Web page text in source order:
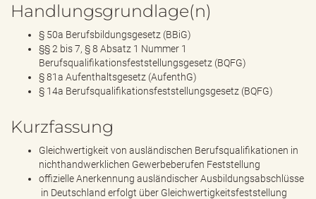
Handlungsgrundlage(n)
§ 50a Berufsbildungsgesetz (BBiG)
§§ 2 bis 7, § 8 Absatz 1 Nummer 1
Berufsqualifikationsfeststellungsgesetz (BQFG)
§ 81a Aufenthaltsgesetz (AufenthG)
§ 14a Berufsqualifikationsfeststellungsgesetz (BQFG)
Kurzfassung
Gleichwertigkeit von ausländischen Berufsqualifikationen in
nichthandwerklichen Gewerbeberufen Feststellung
offizielle Anerkennung ausländischer Ausbildungsabschlüsse
in Deutschland erfolgt über Gleichwertigkeitsfeststellung